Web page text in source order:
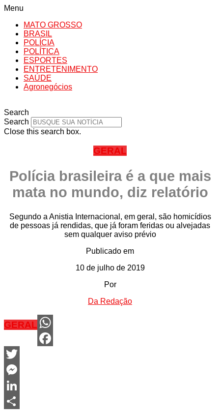
Menu
MATO GROSSO
BRASIL
POLÍCIA
POLÍTICA
ESPORTES
ENTRETENIMENTO
SAÚDE
Agronegócios
Search
Search
Close this search box.
GERAL
Polícia brasileira é a que mais
mata no mundo, diz relatório
Segundo a Anistia Internacional, em geral, são homicídios
de pessoas já rendidas, que já foram feridas ou alvejadas
sem qualquer aviso prévio
Publicado em
10 de julho de 2019
Por
Da Redação
GERAL
WhatsApp
Facebook
Twitter
Messenger
LinkedIn